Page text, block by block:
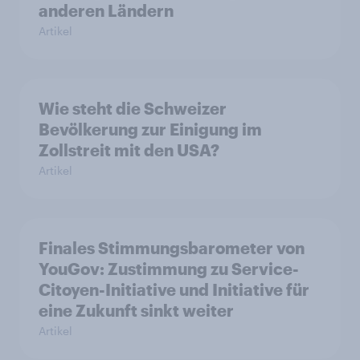
anderen Ländern
Artikel
Wie steht die Schweizer
Bevölkerung zur Einigung im
Zollstreit mit den USA?
Artikel
Finales Stimmungsbarometer von
YouGov: Zustimmung zu Service-
Citoyen-Initiative und Initiative für
eine Zukunft sinkt weiter
Artikel